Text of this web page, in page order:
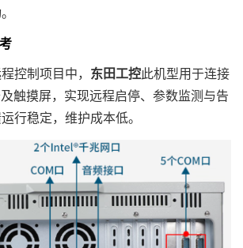
制项目中， 东田工控此机型用于连接
触摸屏，实现远程启停、参数监测与告
行稳定，维护成本低。